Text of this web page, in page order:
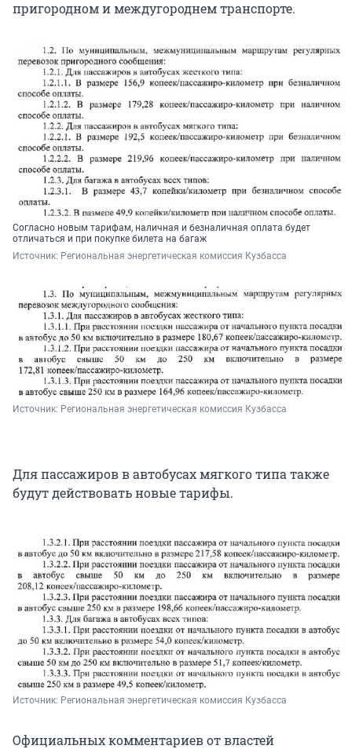
пригородном и междугороднем транспорте.
Согласно новым тарифам, наличная и безналичная оплата будет
отличаться и при покупке билета на багаж
Источник: Региональная энергетическая комиссия Кузбасса
Источник: Региональная энергетическая комиссия Кузбасса
Для пассажиров в автобусах мягкого типа также
будут действовать новые тарифы.
Источник: Региональная энергетическая комиссия Кузбасса
Официальных комментариев от властей